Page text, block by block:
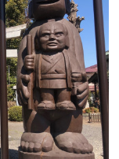
愛らしくもたくまし
。